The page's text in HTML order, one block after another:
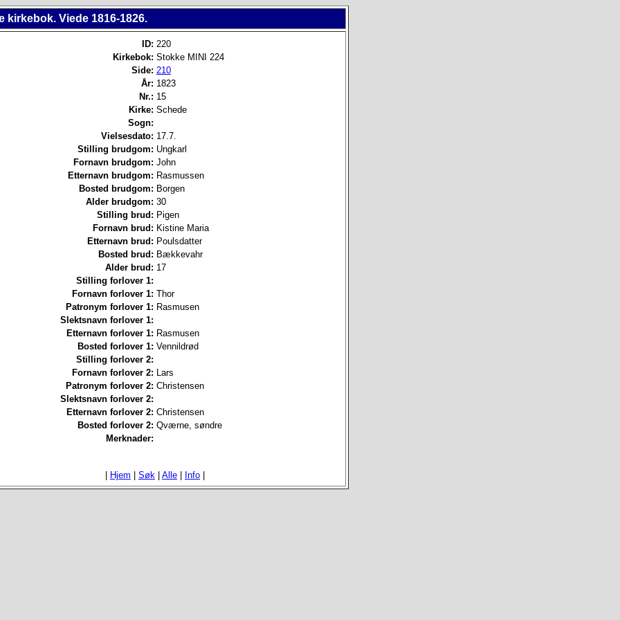
kirkebok. Viede 1816-1826.
ID: 220
Kirkebok: Stokke MINI 224
Side: 210
År: 1823
Nr.: 15
Kirke: Schede
Sogn:
Vielsesdato: 17.7.
Stilling brudgom: Ungkarl
Fornavn brudgom: John
Etternavn brudgom: Rasmussen
Bosted brudgom: Borgen
Alder brudgom: 30
Stilling brud: Pigen
Fornavn brud: Kistine Maria
Etternavn brud: Poulsdatter
Bosted brud: Bækkevahr
Alder brud: 17
Stilling forlover 1:
Fornavn forlover 1: Thor
Patronym forlover 1: Rasmusen
Slektsnavn forlover 1:
Etternavn forlover 1: Rasmusen
Bosted forlover 1: Vennildrød
Stilling forlover 2:
Fornavn forlover 2: Lars
Patronym forlover 2: Christensen
Slektsnavn forlover 2:
Etternavn forlover 2: Christensen
Bosted forlover 2: Qværne, søndre
Merknader:
Hjem Søk Alle Info